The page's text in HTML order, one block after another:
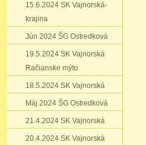
15.6.2024 SK Vajnorská-
krajina
Jún 2024 ŠG Ostredková
19.5.2024 SK Vajnorská
Račianske mýto
18.5.2024 SK Vajnorská
Máj 2024 ŠG Ostredková
21.4.2024 SK Vajnorská
20.4.2024 SK Vajnorská